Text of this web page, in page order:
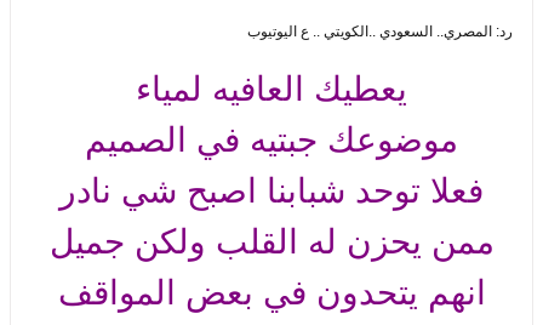
رد: المصري.. السعودي ..الكويتي .. ع اليوتيوب
يعطيك العافيه لمياء
موضوعك جبتيه في الصميم
فعلا توحد شبابنا اصبح شي نادر
ممن يحزن له القلب ولكن جميل
انهم يتحدون في بعض المواقف